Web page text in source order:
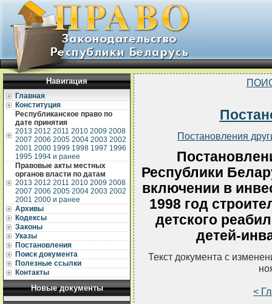
Навигация
Главная
Конституция
Республиканское право по
дате принятия
2013 2012 2011 2010 2009 2008
2007 2006 2005 2004 2003 2002
2001 2000 1999 1998 1997 1996
1995 1994 и ранее
Правовые акты местных
органов власти по датам
2013 2012 2011 2010 2009 2008
2007 2006 2005 2004 2003 2002
2001 2000 и ранее
Архивы
Кодексы
Законы
Указы
Постановления
Поиск документа
Полезные ссылки
Контакты
Новые документы
Постановления
Республики
включении в
1998 год
детского
детей-
Текст документа с
<